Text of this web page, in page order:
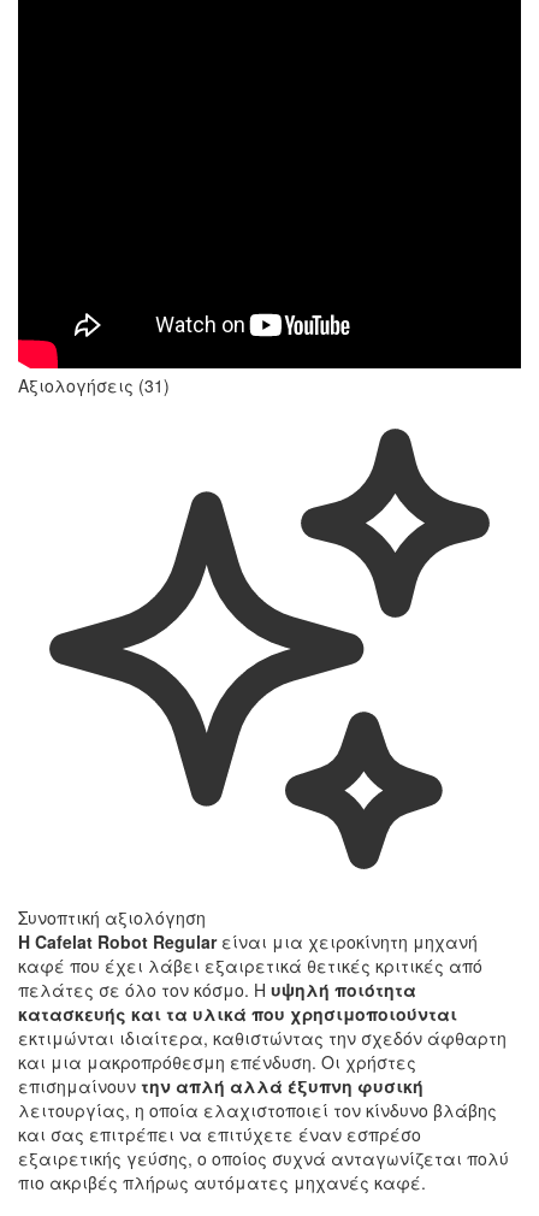
Αξιολογήσεις (31)
Συνοπτική αξιολόγηση
Η Cafelat Robot Regularείναι μια χειροκίνητη μηχανή
καφέ που έχει λάβει εξαιρετικά θετικές κριτικές από
πελάτες σε όλο τον κόσμο. Η υψηλή ποιότητα
κατασκευής και τα υλικά που χρησιμοποιούνται
εκτιμώνται ιδιαίτερα, καθιστώντας την σχεδόν άφθαρτη
και μια μακροπρόθεσμη επένδυση. Οι χρήστες
επισημαίνουν την απλή αλλά έξυπνη φυσική
λειτουργίας, η οποία ελαχιστοποιεί τον κίνδυνο βλάβης
και σας επιτρέπει να επιτύχετε έναν εσπρέσο
εξαιρετικής γεύσης, ο οποίος συχνά ανταγωνίζεται πολύ
πιο ακριβές πλήρως αυτόματες μηχανές καφέ.